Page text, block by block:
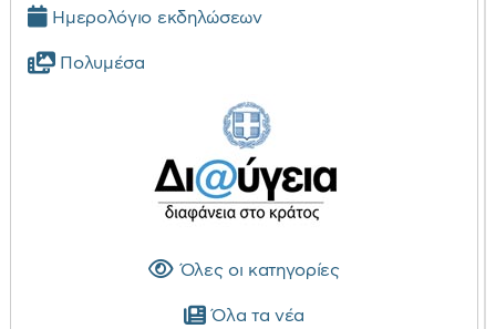
Ημερολόγιο εκδηλώσεων
Πολυμέσα
Όλες οι κατηγορίες
Όλα τα νέα